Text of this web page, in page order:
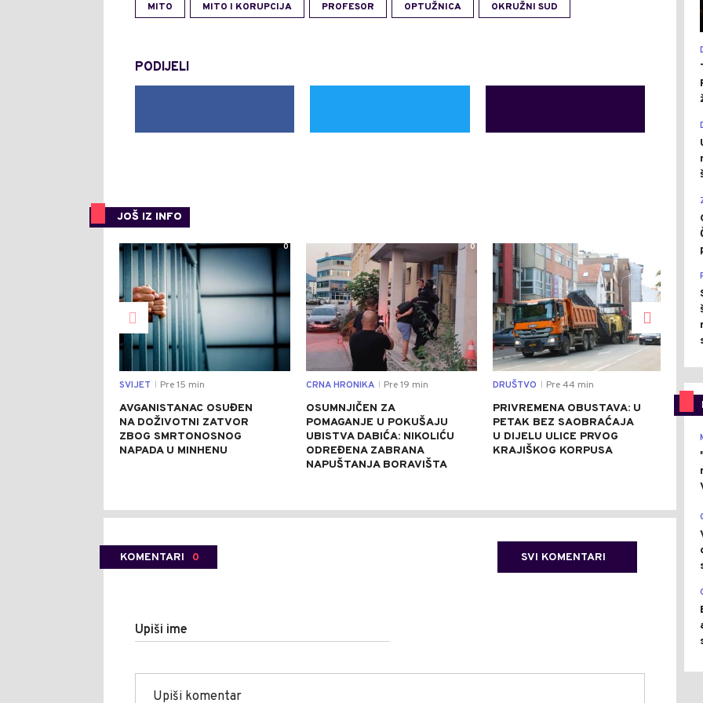
MITO MITO I KORUPCIJA PROFESOR OPTUŽNICA OKRUŽNI SUD
PODIJELI
JOŠ IZ INFO
0
SVIJET Pre 15 min
AVGANISTANAC OSUĐEN
NA DOŽIVOTNI ZATVOR
ZBOG SMRTONOSNOG
NAPADA U MINHENU
0
CRNA HRONIKA Pre 19 min
OSUMNJIČEN ZA
POMAGANJE U POKUŠAJU
UBISTVA DABIĆA: NIKOLIĆU
ODREĐENA ZABRANA
NAPUŠTANJA BORAVIŠTA
DRUŠTVO Pre 44 min
PRIVREMENA OBUSTAVA: U
PETAK BEZ SAOBRAĆAJA
U DIJELU ULICE PRVOG
KRAJIŠKOG KORPUSA
KOMENTARI 0 SVI KOMENTARI
Upiši ime